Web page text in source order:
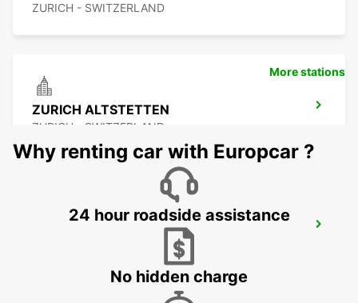
ZURICH - SWITZERLAND
ZURICH ALTSTETTEN
ZURICH - SWITZERLAND
ZURICH ETH HOENGGERBERG
More stations
Why renting car with Europcar ?
24 hour roadside assistance
No hidden charge